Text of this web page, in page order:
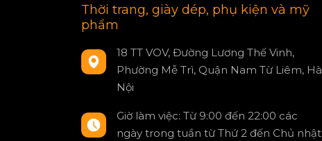
Thời trang, giày dép, phụ kiện và mỹ
phẩm
18 TT VOV, Đường Lương Thế Vinh,
Phường Mễ Trì, Quận Nam Từ Liêm, Hà
Nội
Giờ làm việc: Từ 9:00 đến 22:00 các
ngày trong tuần từ Thứ 2 đến Chủ nhật